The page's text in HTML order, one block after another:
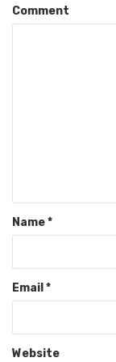
Comment
Name*
Email*
Website